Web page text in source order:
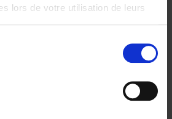
lors de votre utilisation de leurs
marketing like a PRO -
revised edition (EN)